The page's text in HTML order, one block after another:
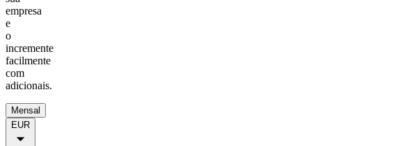
empresa
e
o
incremente
facilmente
com
adicionais.
Mensal
EUR